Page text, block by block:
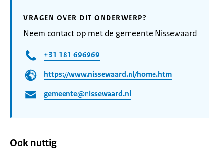
VRAGEN OVER DIT ONDERWERP?
Neem contact op met de gemeente Nissewaard
+31 181 696969
https://www.nissewaard.nl/home.htm
gemeente@nissewaard.nl
Ook nuttig